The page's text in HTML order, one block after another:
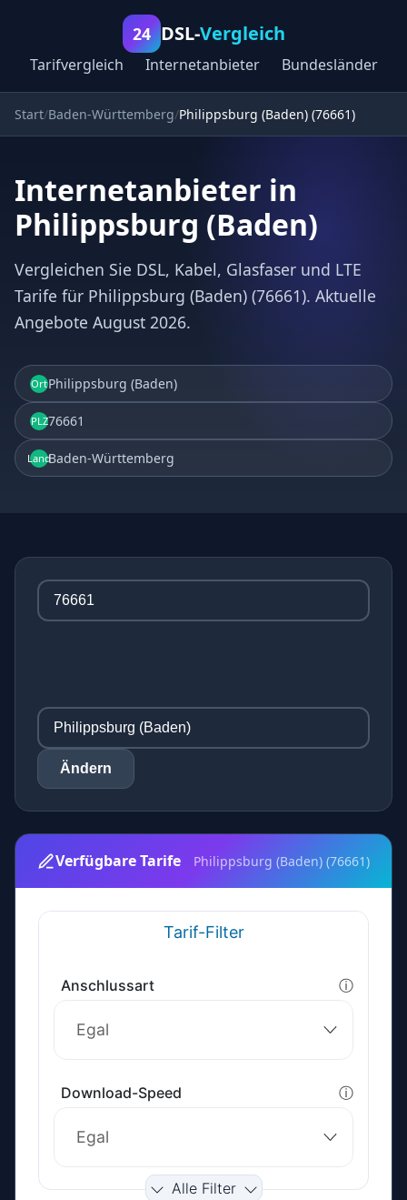
24 DSL-Vergleich
Tarifvergleich Internetanbieter Bundesländer
Start Baden-Württemberg Philippsburg (Baden) (76661)
Internetanbieter in
Philippsburg (Baden)
Vergleichen Sie DSL, Kabel, Glasfaser und LTE
Tarife für Philippsburg (Baden) (76661). Aktuelle
Angebote August 2026.
OrtPhilippsburg (Baden)
PLZ76661
LandBaden-Württemberg
Ändern
Verfügbare Tarife Philippsburg (Baden) (76661)